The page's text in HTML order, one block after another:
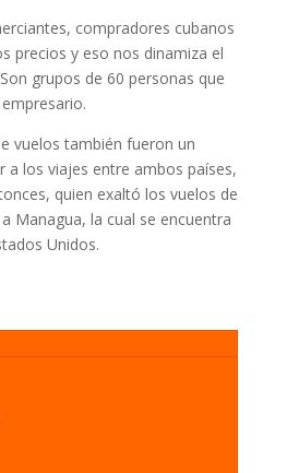
compradores cubanos
precios y eso nos dinamiza el
grupos de 60 personas que
vuelos también fueron un
a los viajes entre ambos países,
quien exaltó los vuelos de
Managua, la cual se encuentra
Unidos.